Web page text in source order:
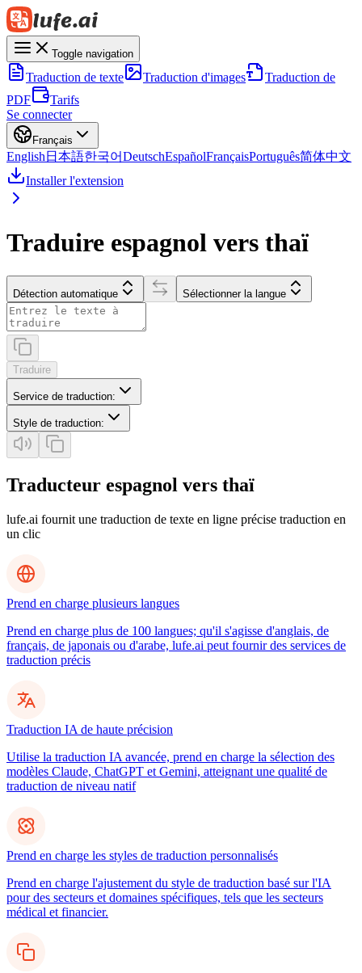
Toggle navigation
Traduction de texte Traduction d'images
Traduction de
PDF
Tarifs
Se connecter
Français
English 日本語한국어DeutschEspañolFrançaisPortuguês简体中文
Installer l'extension
Traduire espagnol vers thaï
Détection automatique Sélectionner la langue
Traduire
Service de traduction:
Style de traduction:
Traducteur espagnol vers thaï
lufe.ai fournit une traduction de texte en ligne précise traduction en
un clic
Prend en charge plusieurs langues
Prend en charge plus de 100 langues; qu'il s'agisse d'anglais, de
français, de japonais ou d'arabe, lufe.ai peut fournir des services de
traduction précis
Traduction IA de haute précision
Utilise la traduction IA avancée, prend en charge la sélection des
modèles Claude, ChatGPT et Gemini, atteignant une qualité de
traduction de niveau natif
Prend en charge les styles de traduction personnalisés
Prend en charge l'ajustement du style de traduction basé sur l'IA
pour des secteurs et domaines spécifiques, tels que les secteurs
médical et financier.